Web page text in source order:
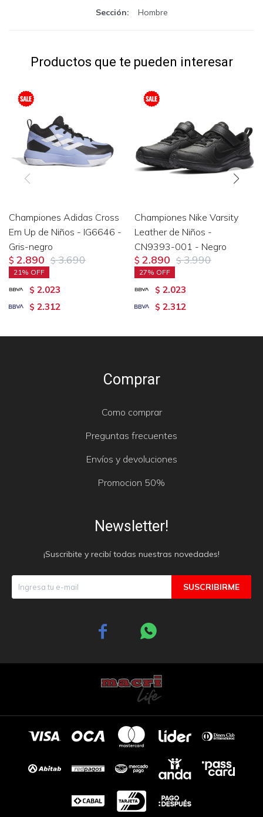
Sección Hombre
Productos que te pueden interesar
Championes Adidas Cross
Em Up de Niños - IG6646 -
Gris-negro
$ 2.890 $ 3.690
21
$ 2.023
$ 2.312
Championes Nike Varsity
Leather de Niños -
CN9393-001 - Negro
$ 2.890 $ 3.990
27
$ 2.023
$ 2.312
Comprar
Como comprar
Preguntas frecuentes
Envíos y devoluciones
Promocion 50%
Newsletter!
¡Suscribite y recibí todas nuestras novedades!
SUSCRIBIRME
 